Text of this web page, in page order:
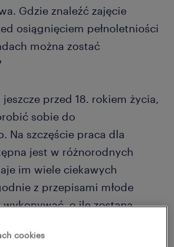
Gdzie znaleźć zajęcie
osiągnięciem pełnoletniości
można zostać
przed 18. rokiem życia,
sobie do
Na szczęście praca dla
jest w różnorodnych
im wiele ciekawych
z przepisami młode
o ile zostaną
cookies